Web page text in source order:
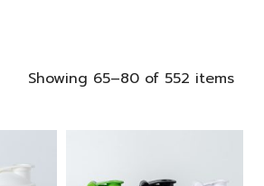
Showing 65–80 of 552 items